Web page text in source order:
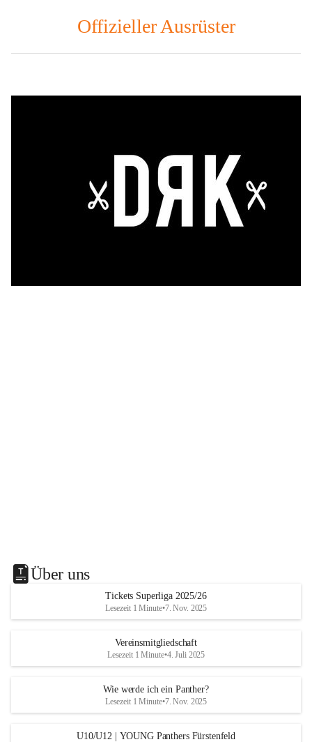
Offizieller Ausrüster
Über uns
Tickets Superliga 2025/26
Lesezeit 1 Minute•7. Nov. 2025
Vereinsmitgliedschaft
Lesezeit 1 Minute•4. Juli 2025
Wie werde ich ein Panther?
Lesezeit 1 Minute•7. Nov. 2025
U10/U12 | YOUNG Panthers Fürstenfeld